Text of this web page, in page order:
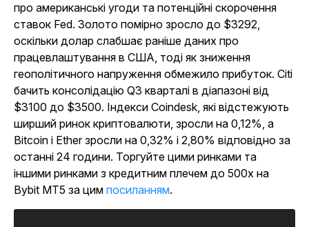
про американські угоди та потенційні скорочення
ставок Fed. Золото помірно зросло до $3292,
оскільки долар слабшає раніше даних про
працевлаштування в США, тоді як зниження
геополітичного напруження обмежило прибуток. Citi
бачить консолідацію Q3 кварталі в діапазоні від
$3100 до $3500. Індекси Coindesk, які відстежують
ширший ринок криптовалюти, зросли на 0,12%, а
Bitcoin і Ether зросли на 0,32% і 2,80% відповідно за
останні 24 години. Торгуйте цими ринками та
іншими ринками з кредитним плечем до 500x на
Bybit MT5 за цим посиланням.